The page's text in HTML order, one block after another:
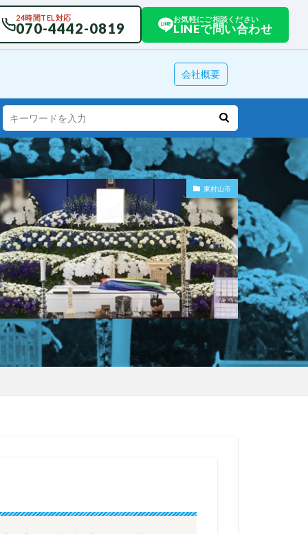
24時間TEL対応
070-4442-0819
お気軽にご相談ください
LINEで問い合わせ
会社概要
東村山市